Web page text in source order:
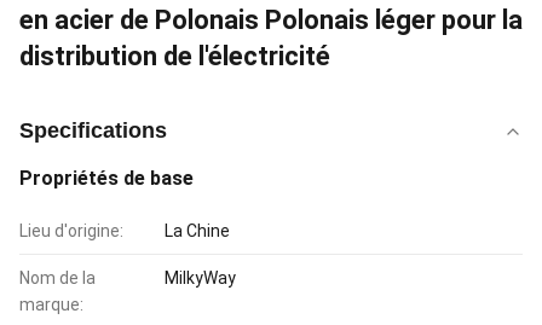
en acier de Polonais Polonais léger pour la
distribution de l'électricité
Specifications
Propriétés de base
Lieu d'origine: La Chine
Nom de la
marque:
MilkyWay